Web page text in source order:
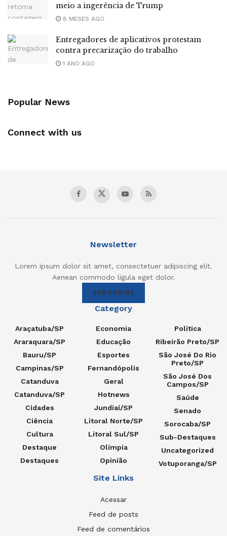
meio a ingerência de Trump
8 MESES AGO
Entregadores de aplicativos protestam
contra precarização do trabalho
1 ANO AGO
Popular News
Connect with us
Newsletter
Lorem ipsum dolor sit amet, consectetuer adipiscing elit.
Aenean commodo ligula eget dolor.
SUBSCRIBE
Category
Araçatuba/SP
Araraquara/SP
Bauru/SP
Campinas/SP
Catanduva
Catanduva/SP
Cidades
Ciência
Cultura
Destaque
Destaques
Economia
Educação
Esportes
Fernandópolis
Geral
Hotnews
Jundiaí/SP
Litoral Norte/SP
Litoral Sul/SP
Olímpia
Opinião
Política
Ribeirão Preto/SP
São José Do Rio
Preto/SP
São José Dos
Campos/SP
Saúde
Senado
Sorocaba/SP
Sub-Destaques
Uncategorized
Votuporanga/SP
Site Links
Acessar
Feed de posts
Feed de comentários